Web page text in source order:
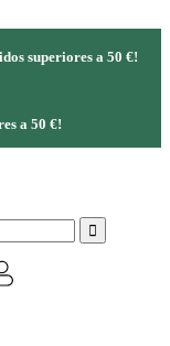
superiores a 50 €!
a 50 €!